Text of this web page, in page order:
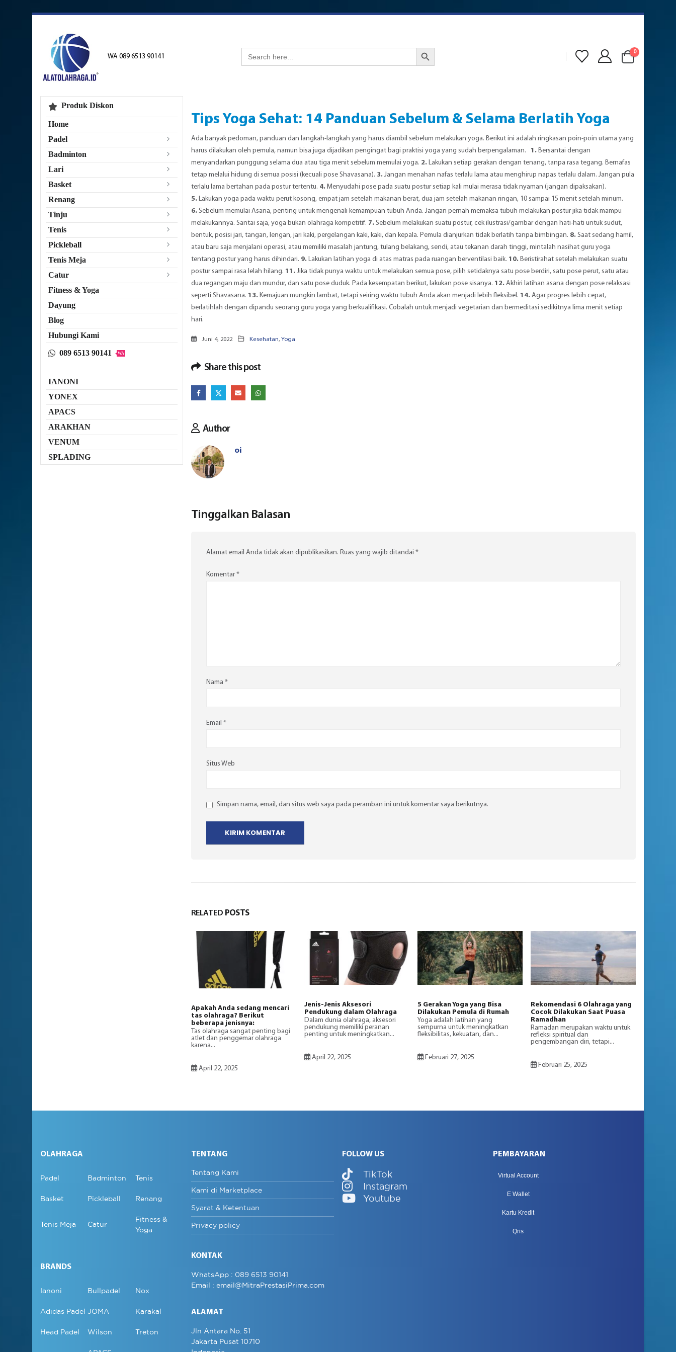
WA 089 6513 90141
Search
for:
Search Button
0
Tips Yoga Sehat: 14 Panduan Sebelum & Selama Berlatih Yoga
Ada banyak pedoman, panduan dan langkah-langkah yang harus diambil sebelum melakukan yoga. Berikut ini adalah ringkasan poin-poin utama yang
harus dilakukan oleh pemula, namun bisa juga dijadikan pengingat bagi praktisi yoga yang sudah berpengalaman. 1. Bersantai dengan
menyandarkan punggung selama dua atau tiga menit sebelum memulai yoga. 2. Lakukan setiap gerakan dengan tenang, tanpa rasa tegang. Bernafas
tetap melalui hidung di semua posisi (kecuali pose Shavasana). 3. Jangan menahan nafas terlalu lama atau menghirup napas terlalu dalam. Jangan pula
terlalu lama bertahan pada postur tertentu. 4. Menyudahi pose pada suatu postur setiap kali mulai merasa tidak nyaman (jangan dipaksakan).
5. Lakukan yoga pada waktu perut kosong, empat jam setelah makanan berat, dua jam setelah makanan ringan, 10 sampai 15 menit setelah minum.
6. Sebelum memulai Asana, penting untuk mengenali kemampuan tubuh Anda. Jangan pernah memaksa tubuh melakukan postur jika tidak mampu
melakukannya. Santai saja, yoga bukan olahraga kompetitif. 7. Sebelum melakukan suatu postur, cek ilustrasi/gambar dengan hati-hati untuk sudut,
bentuk, posisi jari, tangan, lengan, jari kaki, pergelangan kaki, kaki, dan kepala. Pemula dianjurkan tidak berlatih tanpa bimbingan. 8. Saat sedang hamil,
atau baru saja menjalani operasi, atau memiliki masalah jantung, tulang belakang, sendi, atau tekanan darah tinggi, mintalah nasihat guru yoga
tentang postur yang harus dihindari. 9. Lakukan latihan yoga di atas matras pada ruangan berventilasi baik. 10. Beristirahat setelah melakukan suatu
postur sampai rasa lelah hilang. 11. Jika tidak punya waktu untuk melakukan semua pose, pilih setidaknya satu pose berdiri, satu pose perut, satu atau
dua regangan maju dan mundur, dan satu pose duduk. Pada kesempatan berikut, lakukan pose sisanya. 12. Akhiri latihan asana dengan pose relaksasi
seperti Shavasana. 13. Kemajuan mungkin lambat, tetapi seiring waktu tubuh Anda akan menjadi lebih fleksibel. 14. Agar progres lebih cepat,
berlatihlah dengan dipandu seorang guru yoga yang berkualifikasi. Cobalah untuk menjadi vegetarian dan bermeditasi sedikitnya lima menit setiap
hari.
Juni 4, 2022 Kesehatan, Yoga
Share this post
Author
oi
Tinggalkan Balasan
Alamat email Anda tidak akan dipublikasikan. Ruas yang wajib ditandai *
Komentar*
Nama *
Email *
Situs Web
Simpan nama, email, dan situs web saya pada peramban ini untuk komentar saya berikutnya.
RELATED POSTS
Apakah Anda sedang mencari
tas olahraga? Berikut
beberapa jenisnya:
Tas olahraga sangat penting bagi
atlet dan penggemar olahraga
karena...
April 22, 2025
Jenis-Jenis Aksesori
Pendukung dalam Olahraga
Dalam dunia olahraga, aksesori
pendukung memiliki peranan
penting untuk meningkatkan...
April 22, 2025
5 Gerakan Yoga yang Bisa
Dilakukan Pemula di Rumah
Yoga adalah latihan yang
sempurna untuk meningkatkan
fleksibilitas, kekuatan, dan...
Februari 27, 2025
Rekomendasi 6 Olahraga yang
Cocok Dilakukan Saat Puasa
Ramadhan
Ramadan merupakan waktu untuk
refleksi spiritual dan
pengembangan diri, tetapi...
Februari 25, 2025
Produk Diskon
Home
Padel
Badminton
Lari
Basket
Renang
Tinju
Tenis
Pickleball
Tenis Meja
Catur
Fitness & Yoga
Dayung
Blog
Hubungi Kami
089 6513 90141 WA
IANONI
YONEX
APACS
ARAKHAN
VENUM
SPLADING
OLAHRAGA
Padel Badminton Tenis
Basket Pickleball Renang
Tenis Meja Catur
Fitness &
Yoga
BRANDS
Ianoni Bullpadel Nox
Adidas Padel JOMA Karakal
Head Padel Wilson Treton
TENTANG
Tentang Kami
Kami di Marketplace
Syarat & Ketentuan
Privacy policy
KONTAK
WhatsApp : 089 6513 90141
Email : email@MitraPrestasiPrima.com
ALAMAT
Jln Antara No. 51
Jakarta Pusat 10710
FOLLOW US
TikTok
Instagram
Youtube
PEMBAYARAN
Virtual Account
E Wallet
Kartu Kredit
Qris